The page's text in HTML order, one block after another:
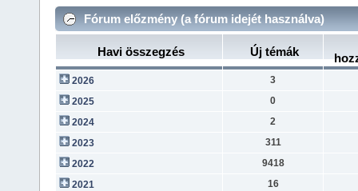
Fórum előzmény (a fórum idejét használva)
Havi összegzés Új témák
2026
3
2025
0
2024
2
2023
311
2022
9418
2021
16